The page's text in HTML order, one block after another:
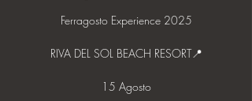
Ferragosto Experience 2025
RIVA DEL SOL BEACH RESORT📍
15 Agosto